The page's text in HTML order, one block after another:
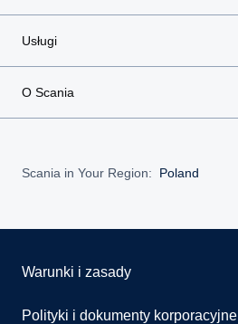
Usługi
O Scania
Scania in Your Region: Poland
Warunki i zasady
Polityki i dokumenty korporacyjne